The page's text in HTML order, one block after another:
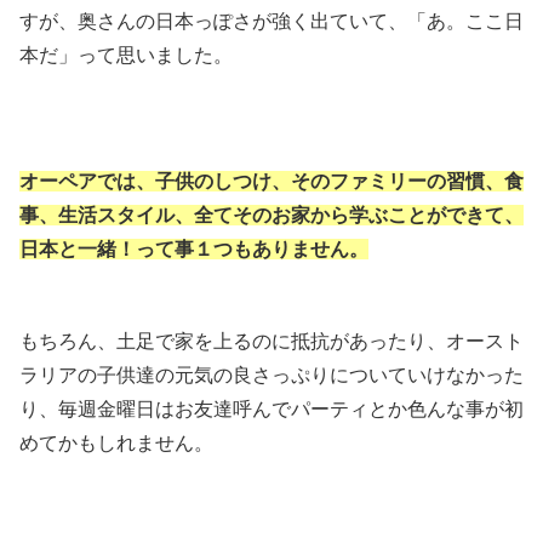
すが、奥さんの日本っぽさが強く出ていて、「あ。ここ日
本だ」って思いました。
オーペアでは、子供のしつけ、そのファミリーの習慣、食
事、生活スタイル、全てそのお家から学ぶことができて、
日本と一緒！って事１つもありません。
もちろん、土足で家を上るのに抵抗があったり、オースト
ラリアの子供達の元気の良さっぷりについていけなかった
り、毎週金曜日はお友達呼んでパーティとか色んな事が初
めてかもしれません。